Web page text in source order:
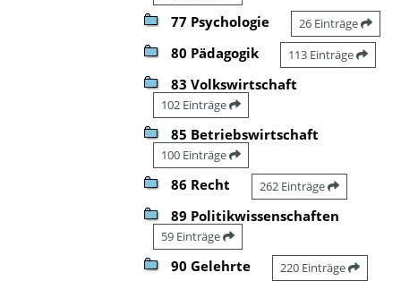
77 Psychologie 26 Einträge
80 Pädagogik 113 Einträge
83 Volkswirtschaft
102 Einträge
85 Betriebswirtschaft
100 Einträge
86 Recht 262 Einträge
89 Politikwissenschaften
59 Einträge
90 Gelehrte 220 Einträge